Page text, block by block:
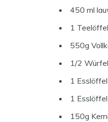
450 ml
1
550g
1/2
1
1
150g